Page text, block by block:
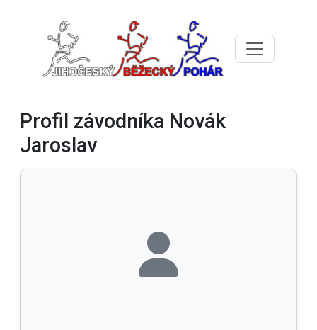
Profil závodníka Novák
Jaroslav